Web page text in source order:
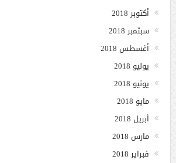
أكتوبر 2018
سبتمبر 2018
أغسطس 2018
يوليو 2018
يونيو 2018
مايو 2018
أبريل 2018
مارس 2018
فبراير 2018